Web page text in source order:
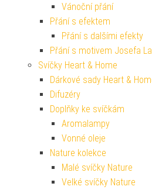
Vánoční přání
Přání s efektem
Přání s dalšími efekty
Přání s motivem Josefa
Svíčky Heart & Home
Dárkové sady Heart &
Difuzéry
Doplňky ke svíčkám
Aromalampy
Vonné oleje
Nature kolekce
Malé svíčky Nature
Velké svíčky Nature